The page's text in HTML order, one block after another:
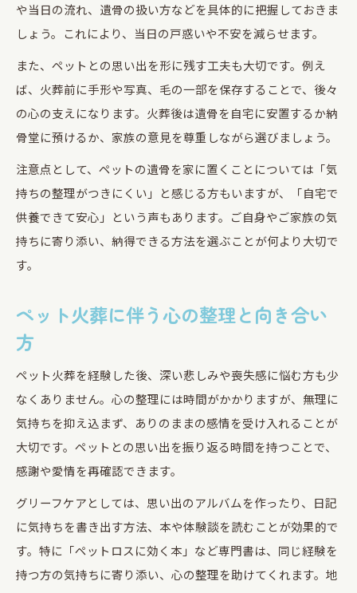
や当日の流れ、遺骨の扱い方などを具体的に把握しておきま
しょう。これにより、当日の戸惑いや不安を減らせます。
また、ペットとの思い出を形に残す工夫も大切です。例え
ば、火葬前に手形や写真、毛の一部を保存することで、後々
の心の支えになります。火葬後は遺骨を自宅に安置するか納
骨堂に預けるか、家族の意見を尊重しながら選びましょう。
注意点として、ペットの遺骨を家に置くことについては「気
持ちの整理がつきにくい」と感じる方もいますが、「自宅で
供養できて安心」という声もあります。ご自身やご家族の気
持ちに寄り添い、納得できる方法を選ぶことが何より大切で
す。
ペット火葬に伴う心の整理と向き合い
方
ペット火葬を経験した後、深い悲しみや喪失感に悩む方も少
なくありません。心の整理には時間がかかりますが、無理に
気持ちを抑え込まず、ありのままの感情を受け入れることが
大切です。ペットとの思い出を振り返る時間を持つことで、
感謝や愛情を再確認できます。
グリーフケアとしては、思い出のアルバムを作ったり、日記
に気持ちを書き出す方法、本や体験談を読むことが効果的で
す。特に「ペットロスに効く本」など専門書は、同じ経験を
持つ方の気持ちに寄り添い、心の整理を助けてくれます。地